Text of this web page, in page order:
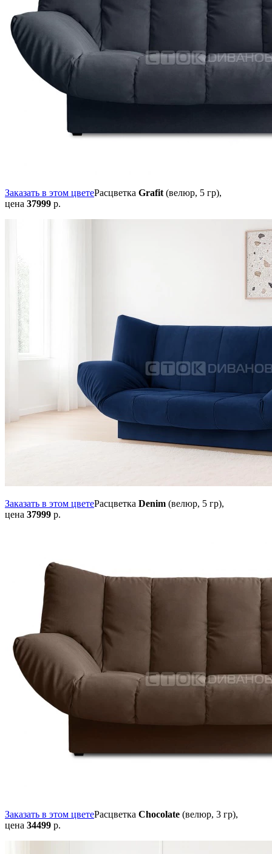
Заказать в этом цветеРасцветка Grafit(велюр, 5 гр),
цена 37999 р.
Заказать в этом цветеРасцветка Denim (велюр, 5 гр),
цена 37999 р.
Заказать в этом цветеРасцветка Chocolate (велюр, 3 гр),
цена 34499 р.